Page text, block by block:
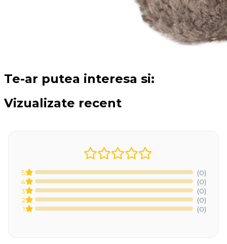
Te-ar putea interesa si:
Vizualizate recent
5
(0)
4
(0)
3
(0)
2
(0)
1
(0)